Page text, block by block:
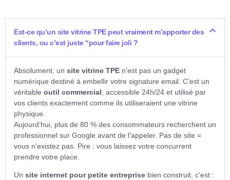
Est-ce qu’un site vitrine TPE peut vraiment m’apporter des
clients, ou c’est juste “pour faire joli ?
Absolument, un site vitrine TPE n’est pas un gadget
numérique destiné à embellir votre signature email. C’est un
véritable outil commercial , accessible 24h/24 et utilisé par
vos clients exactement comme ils utiliseraient une vitrine
physique.
Aujourd’hui, plus de 80 % des consommateurs recherchent un
professionnel sur Google avant de l’appeler. Pas de site =
vous n’existez pas. Pire : vous laissez votre concurrent
prendre votre place.
Un site internet pour petite entreprise bien construit, c’est :